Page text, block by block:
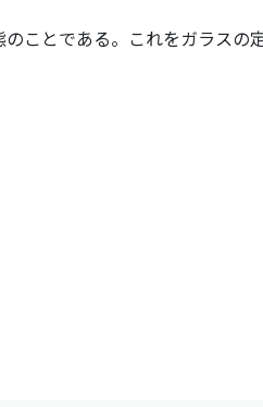
ことである。これをガラスの
がつく。ペンキや泥、豆腐や
は上げることにより引き起こ
も結晶的長距離秩序も示さな
は、いわば分子達が交通渋滞
的な転移なのか。それとも背
き起こす張本人を探して、現